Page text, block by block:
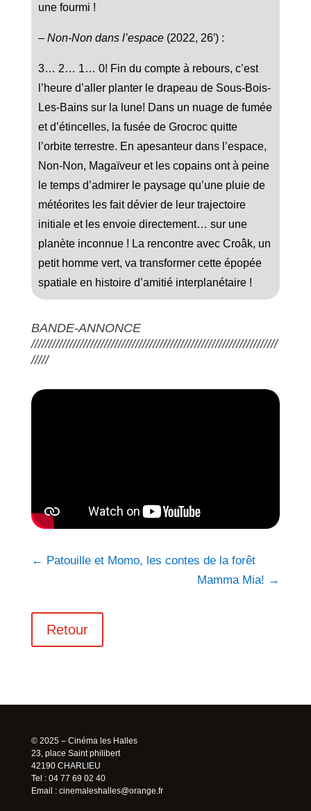
une fourmi !
– Non-Non dans l’espace(2022, 26′) :
3… 2… 1… 0! Fin du compte à rebours, c’est
l’heure d’aller planter le drapeau de Sous-Bois-
Les-Bains sur la lune! Dans un nuage de fumée
et d’étincelles, la fusée de Grocroc quitte
l’orbite terrestre. En apesanteur dans l’espace,
Non-Non, Magaïveur et les copains ont à peine
le temps d’admirer le paysage qu’une pluie de
météorites les fait dévier de leur trajectoire
initiale et les envoie directement… sur une
planète inconnue ! La rencontre avec Croâk, un
petit homme vert, va transformer cette épopée
spatiale en histoire d’amitié interplanétaire !
BANDE-ANNONCE
///////////////////////////////////////////////////////////////////////
/////
← Patouille et Momo, les contes de la forêt
Mamma Mia! →
Retour
© 2025 – Cinéma les Halles
23, place Saint philibert
42190 CHARLIEU
Tel : 04 77 69 02 40
Email : cinemaleshalles@orange.fr